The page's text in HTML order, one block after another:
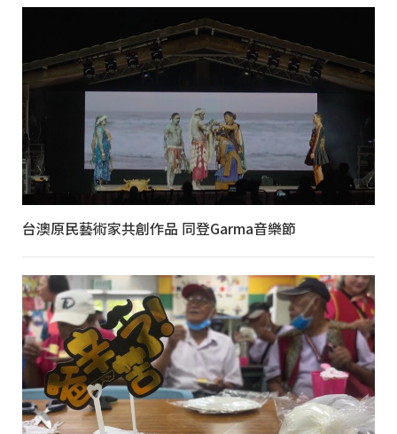
台澳原民藝術家共創作品 同登Garma音樂節